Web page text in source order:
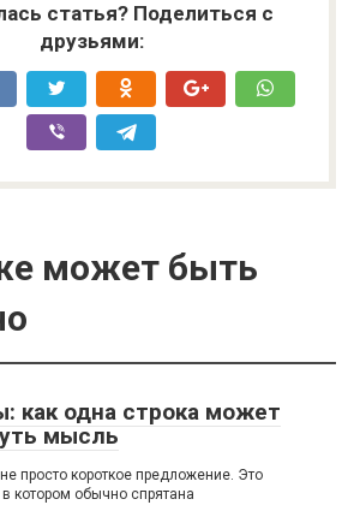
статья? Поделиться с
друзьями:
может быть
как одна строка может
мысль
просто короткое предложение. Это
котором обычно спрятана